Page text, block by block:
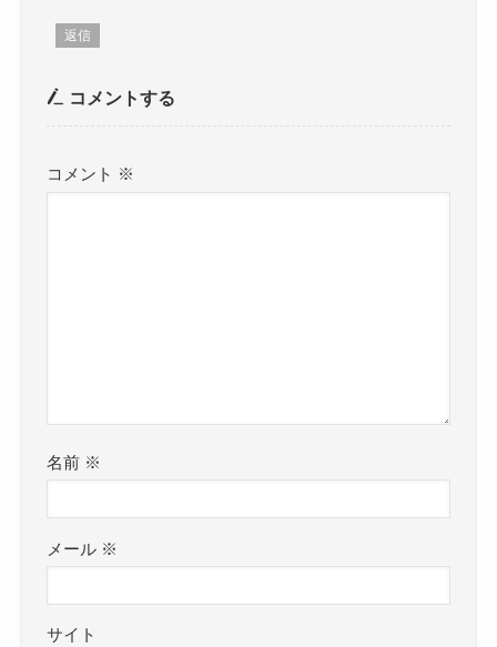
返信
コメントする
コメント ※
名前 ※
メール ※
サイト